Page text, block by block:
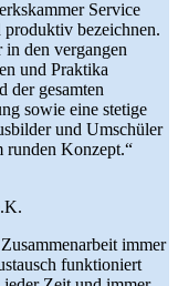
Service
bezeichnen.
den vergangen
und Praktika
der gesamten
sowie eine stetige
und Umschüler
runden Konzept.“
immer
funktioniert